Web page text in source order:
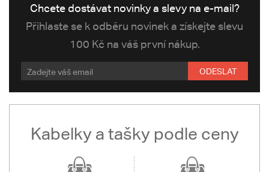
Chcete dostávat novinky a slevy na e-mail?
Přihlaste se k odběru novinek a získejte slevu
100 Kč na váš první nákup.
ODESLAT
Kabelky a tašky podle ceny